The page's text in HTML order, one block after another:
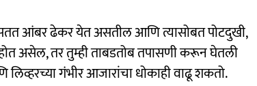
आंबर ढेकर येत असतील आणि त्यासोबत पोटदुखी,
असेल, तर तुम्ही ताबडतोब तपासणी करून घेतली
गंभीर आजारांचा धोकाही वाढू शकतो.